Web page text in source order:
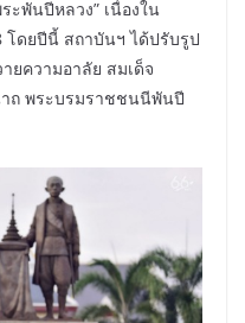
ะพันปีหลวง” เนื่องใน
โดยปีนี้ สถาบันฯ ได้ปรับรูป
ยความอาลัย สมเด็จ
ถ พระบรมราชชนนีพันปี